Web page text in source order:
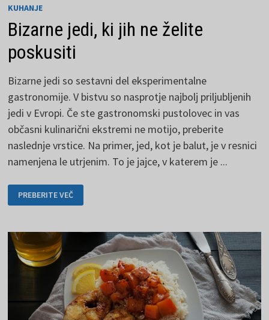
KUHANJE
Bizarne jedi, ki jih ne želite
poskusiti
Bizarne jedi so sestavni del eksperimentalne
gastronomije. V bistvu so nasprotje najbolj priljubljenih
jedi v Evropi. Če ste gastronomski pustolovec in vas
občasni kulinarični ekstremi ne motijo, preberite
naslednje vrstice. Na primer, jed, kot je balut, je v resnici
namenjena le utrjenim. To je jajce, v katerem je ...
JEDI,
KI
ŽELITE
POSKUSITI
PREBERITE VEČ